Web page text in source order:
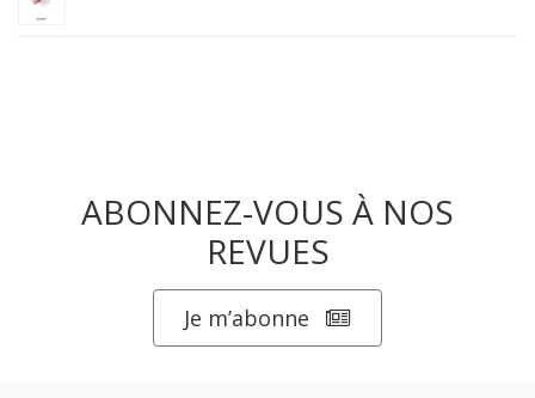
ABONNEZ-VOUS À NOS
REVUES
Je m’abonne